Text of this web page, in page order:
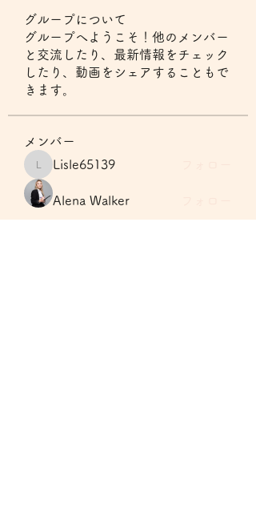
グループについて
グループへようこそ！他のメンバー
と交流したり、最新情報をチェック
したり、動画をシェアすることもで
きます。
メンバー
Lisle65139
Lisle65139
Alena Walker